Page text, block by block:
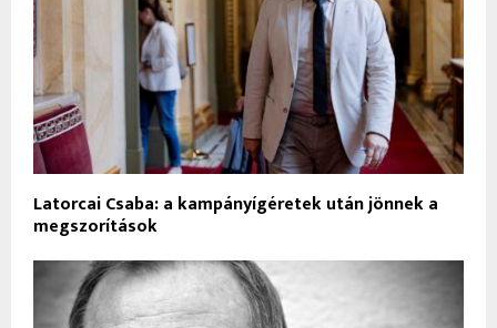
Latorcai Csaba: a kampányígéretek után jönnek a
megszorítások